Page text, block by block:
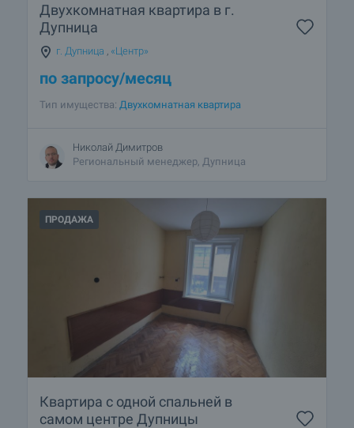
Двухкомнатная квартира в г.
Дупница
г. Дупница «Центр»
по запросу/месяц
Тип имущества: Двухкомнатная квартира
Николай Димитров
Региональный менеджер, Дупница
ПРОДАЖА
Квартира с одной спальней в
самом центре Дупницы